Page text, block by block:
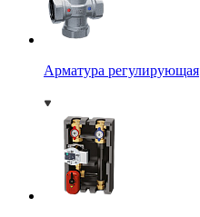
Арматура регулирующая